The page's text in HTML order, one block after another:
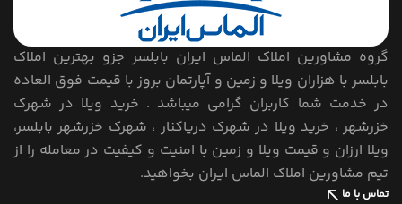
گروه مشاورین املاک الماس ایران بابلسر جزو بهترین املاک
بابلسر با هزاران ویلا و زمین و آپارتمان بروز با قیمت فوق العاده
در خدمت شما کاربران گرامی میباشد . خرید ویلا در شهرک
خزرشهر ، خرید ویلا در شهرک دریاکنار ، شهرک خزرشهر بابلسر،
ویلا ارزان و قیمت ویلا و زمین با امنیت و کیفیت در معامله را از
تیم مشاورین املاک الماس ایران بخواهید.
تماس با ما